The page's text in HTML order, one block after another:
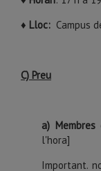
♦ Lloc: Campus
C) Preu
a)
l'hora]
Important.